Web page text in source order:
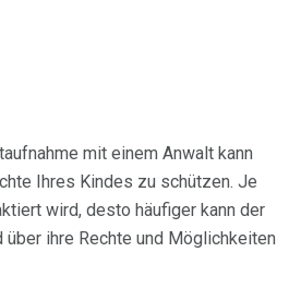
mit einem Anwalt kann
Ihres Kindes zu schützen. Je
wird, desto häufiger kann der
über ihre Rechte und Möglichkeiten